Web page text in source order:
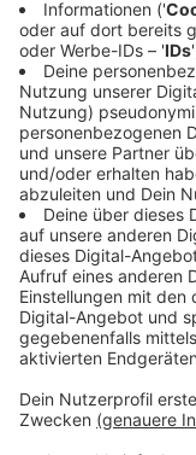
Nach 2 Jahren
OÖ